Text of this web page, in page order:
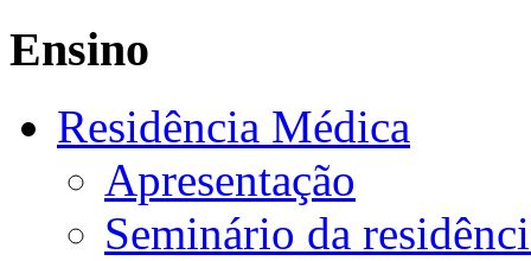
Ensino
Residência Médica
Apresentação
Seminário da